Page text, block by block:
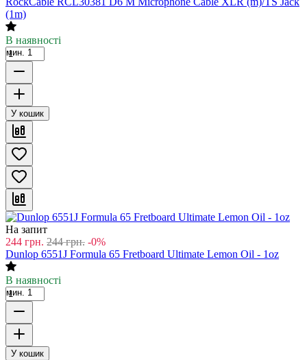
(1m)
В наявності
мин. 1
У кошик
На запит
244 грн. 244 грн. -0%
Dunlop 6551J Formula 65 Fretboard Ultimate Lemon Oil - 1oz
В наявності
мин. 1
У кошик